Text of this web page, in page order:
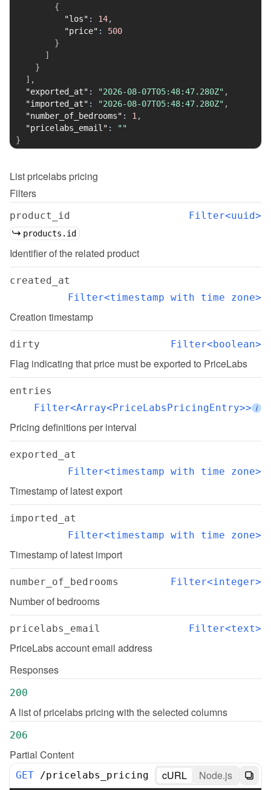
{
"los" : 14,
"price" :
500
}
]
}
] ,
"exported_at" : "2026-08-07T05:48:47.280Z" ,
"imported_at" : "2026-08-07T05:48:47.280Z" ,
"number_of_bedrooms" : 1 ,
"pricelabs_email" :
""
}
List pricelabs pricing
Filters
product_id Filter<uuid>
products.id
Identifier of the related product
created_at
Filter<timestamp with time zone>
Creation timestamp
dirty Filter<boolean>
Flag indicating that price must be exported to PriceLabs
entries
Filter<Array<PriceLabsPricingEntry>> i
Pricing definitions per interval
exported_at
Filter<timestamp with time zone>
Timestamp of latest export
imported_at
Filter<timestamp with time zone>
Timestamp of latest import
number_of_bedrooms Filter<integer>
Number of bedrooms
pricelabs_email Filter<text>
PriceLabs account email address
Responses
200
A list of pricelabs pricing with the selected columns
206
Partial Content
GET /pricelabs_pricing cURL Node.js